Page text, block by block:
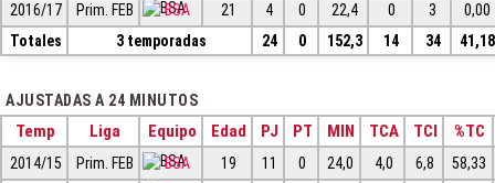
2016/17
Prim. FEB BSA 21 4 0 22,4 0 3
0,00
Totales
3 temporadas 24 0 152,3 14 34 41,18
AJUSTADAS A 24 MINUTOS
Temp Liga Equipo Edad PJ PT MIN TCA TCI %TC
2014/15 Prim. FEB BSA 19 11 0 24,0 4,0 6,8
58,33